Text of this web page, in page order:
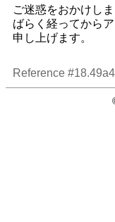
ご迷惑をおかけし
ばらく経ってから
申し上げます。
Reference